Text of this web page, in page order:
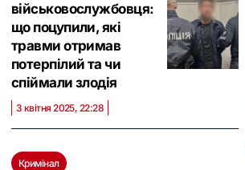
військовослужбовця:
що поцупили, які
травми отримав
потерпілий та чи
спіймали злодія
3 квітня 2025, 22:28
Кримінал